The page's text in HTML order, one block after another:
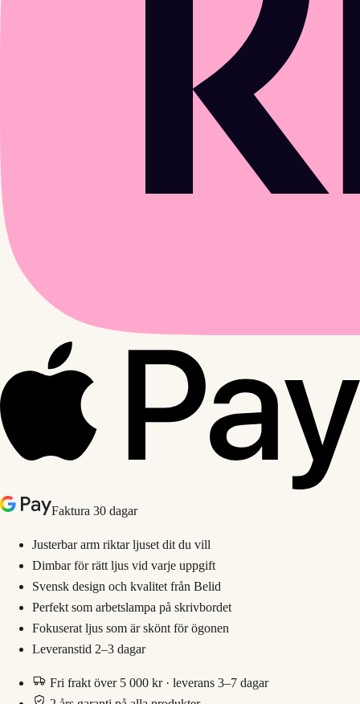
Faktura 30 dagar
Justerbar arm riktar ljuset dit du vill
Dimbar för rätt ljus vid varje uppgift
Svensk design och kvalitet från Belid
Perfekt som arbetslampa på skrivbordet
Fokuserat ljus som är skönt för ögonen
Leveranstid 2–3 dagar
Fri frakt över 5 000 kr · leverans 3–7 dagar